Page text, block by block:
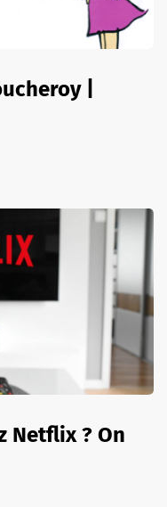
|
Netflix ? On